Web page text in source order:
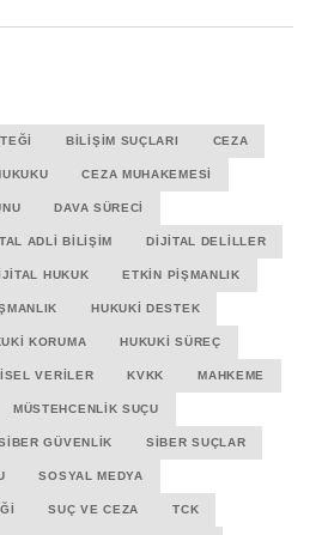
BILIŞIM SUÇLARI CEZA
CEZA MUHAKEMESI
DAVA SÜRECI
ADLI BILIŞIM DIJITAL DELILLER
HUKUK ETKIN PIŞMANLIK
HUKUKI DESTEK
KORUMA HUKUKI SÜREÇ
VERILER KVKK MAHKEME
MÜSTEHCENLIK SUÇU
GÜVENLIK SIBER SUÇLAR
SOSYAL MEDYA
SUÇ VE CEZA TCK